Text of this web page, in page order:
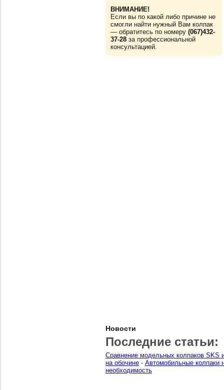
ВНИМАНИЕ!
Если вы по какой либо причине не
смогли найти нужный Вам колпак
— обратитесь по номеру (067)432-
37-28 за профессиональной
консультацией.
Новости
Последние статьи:
Сравнение модельных колпаков SKS
на обочине - Автомобильные колпаки
необходимость